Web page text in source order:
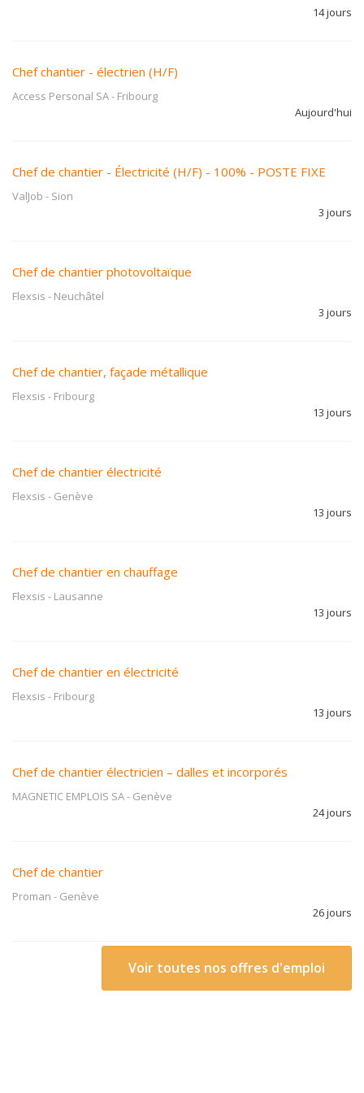
14 jours
Chef chantier - électrien (H/F)
Access Personal SA- Fribourg
Aujourd'hui
Chef de chantier - Électricité (H/F) - 100% - POSTE FIXE
ValJob - Sion
3 jours
Chef de chantier photovoltaïque
Flexsis - Neuchâtel
3 jours
Chef de chantier, façade métallique
Flexsis - Fribourg
13 jours
Chef de chantier électricité
Flexsis - Genève
13 jours
Chef de chantier en chauffage
Flexsis - Lausanne
13 jours
Chef de chantier en électricité
Flexsis - Fribourg
13 jours
Chef de chantier électricien – dalles et incorporés
MAGNETIC EMPLOIS SA- Genève
24 jours
Chef de chantier
Proman - Genève
26 jours
Voir toutes nos offres d'emploi